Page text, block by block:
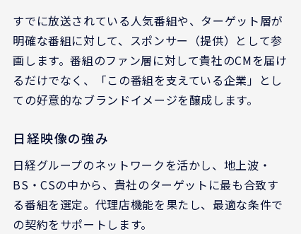
すでに放送されている人気番組や、ターゲット層が
明確な番組に対して、スポンサー（提供）として参
画します。番組のファン層に対して貴社のCMを届け
るだけでなく、「この番組を支えている企業」とし
ての好意的なブランドイメージを醸成します。
日経映像の強み
日経グループのネットワークを活かし、地上波・
BS・CSの中から、貴社のターゲットに最も合致す
る番組を選定。代理店機能を果たし、最適な条件で
の契約をサポートします。